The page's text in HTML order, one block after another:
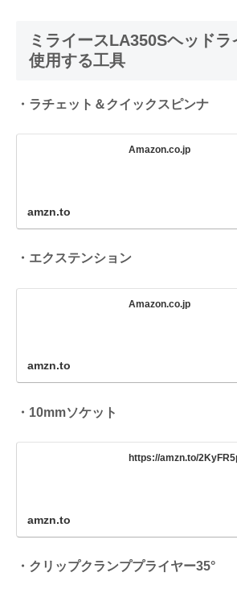
ミライースLA350Sヘッド
使用する工具
・ラチェット＆クイックスピンナ
Amazon.co.jp
amzn.to
・エクステンション
Amazon.co.jp
amzn.to
・10mmソケット
https://amzn.to/
amzn.to
・クリップクランププライヤー35°